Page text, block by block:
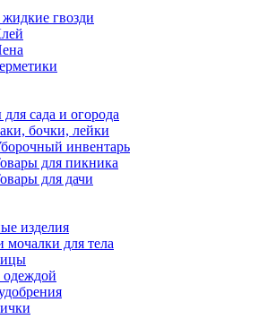
гвозди
сада и огорода
бочки, лейки
инвентарь
для пикника
для дачи
изделия
мочалки для тела
одеждой